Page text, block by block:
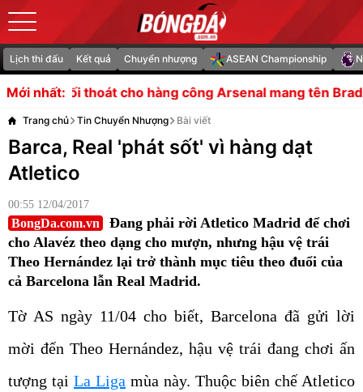
Lịch thi đấu Kết quả Chuyển nhượng ASEAN Championship
Mới nhất:
hàng công Arsenal mang tên Bradley Barcola? Tiết
Trang chủ Tin Chuyển Nhượng Bài viết
Barca, Real 'phát sốt' vì hàng dạt
Atletico
00:55 12/04/2017
BongDa.com.vn
Đang phải rời Atletico Madrid để chơi
cho Alavéz theo dạng cho mượn, nhưng hậu vệ trái
Theo Hernández lại trở thành mục tiêu theo đuổi của
cả Barcelona lẫn Real Madrid.
Tờ AS ngày 11/04 cho biết, Barcelona đã gửi lời
mời đến Theo Hernández, hậu vệ trái đang chơi ấn
tượng tại La Liga mùa này. Thuộc biên chế Atletico